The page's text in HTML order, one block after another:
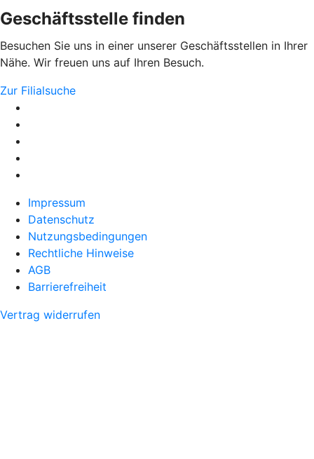
Geschäftsstelle finden
Besuchen Sie uns in einer unserer Geschäftsstellen in Ihrer
Nähe. Wir freuen uns auf Ihren Besuch.
Zur Filialsuche
Impressum
Datenschutz
Nutzungsbedingungen
Rechtliche Hinweise
AGB
Barrierefreiheit
Vertrag widerrufen